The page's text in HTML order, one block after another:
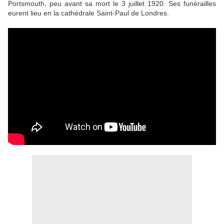
Portsmouth, peu avant sa mort le 3 juillet 1920. Ses funérailles
eurent lieu en la cathédrale Saint-Paul de Londres.